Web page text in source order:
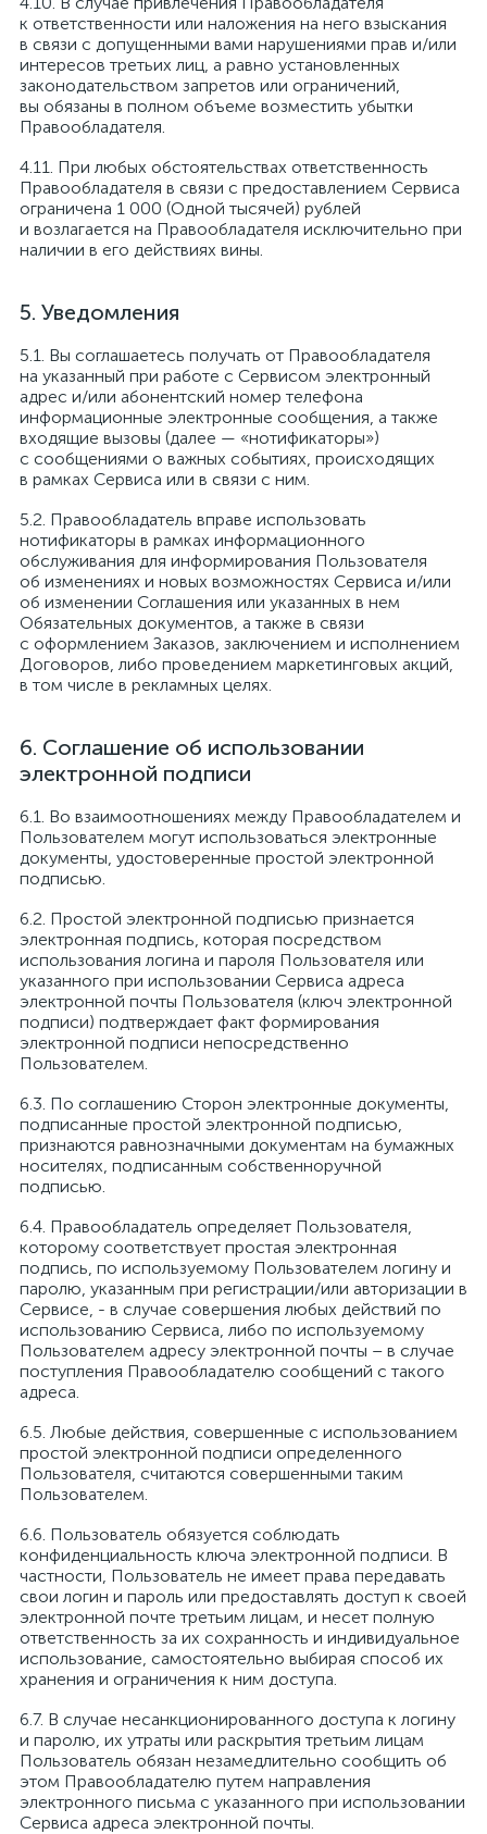
к ответственности или наложения на него взыскания
в связи с допущенными вами нарушениями прав и/или
интересов третьих лиц, а равно установленных
законодательством запретов или ограничений,
вы обязаны в полном объеме возместить убытки
Правообладателя.
При любых обстоятельствах ответственность
Правообладателя в связи с предоставлением Сервиса
ограничена 1 000 (Одной тысячей) рублей
и возлагается на Правообладателя исключительно при
наличии в его действиях вины.
Уведомления
Вы соглашаетесь получать от Правообладателя
на указанный при работе с Сервисом электронный
адрес и/или абонентский номер телефона
информационные электронные сообщения, а также
входящие вызовы (далее — «нотификаторы»)
с сообщениями о важных событиях, происходящих
в рамках Сервиса или в связи с ним.
Правообладатель вправе использовать
нотификаторы в рамках информационного
обслуживания для информирования Пользователя
об изменениях и новых возможностях Сервиса и/или
об изменении Соглашения или указанных в нем
Обязательных документов, а также в связи
с оформлением Заказов, заключением и исполнением
Договоров, либо проведением маркетинговых акций,
в том числе в рекламных целях.
Соглашение об использовании
электронной подписи
Во взаимоотношениях между Правообладателем и
Пользователем могут использоваться электронные
документы, удостоверенные простой электронной
подписью.
Простой электронной подписью признается
электронная подпись, которая посредством
использования логина и пароля Пользователя или
указанного при использовании Сервиса адреса
электронной почты Пользователя (ключ электронной
подписи) подтверждает факт формирования
электронной подписи непосредственно
Пользователем.
По соглашению Сторон электронные документы,
подписанные простой электронной подписью,
признаются равнозначными документам на бумажных
носителях, подписанным собственноручной
подписью.
Правообладатель определяет Пользователя,
которому соответствует простая электронная
подпись, по используемому Пользователем логину и
паролю, указанным при регистрации/или авторизации в
Сервисе, - в случае совершения любых действий по
использованию Сервиса, либо по используемому
Пользователем адресу электронной почты – в случае
поступления Правообладателю сообщений с такого
адреса.
Любые действия, совершенные с использованием
простой электронной подписи определенного
Пользователя, считаются совершенными таким
Пользователем.
Пользователь обязуется соблюдать
конфиденциальность ключа электронной подписи. В
частности, Пользователь не имеет права передавать
свои логин и пароль или предоставлять доступ к своей
электронной почте третьим лицам, и несет полную
ответственность за их сохранность и индивидуальное
использование, самостоятельно выбирая способ их
хранения и ограничения к ним доступа.
В случае несанкционированного доступа к логину
и паролю, их утраты или раскрытия третьим лицам
Пользователь обязан незамедлительно сообщить об
этом Правообладателю путем направления
электронного письма с указанного при использовании
Сервиса адреса электронной почты.